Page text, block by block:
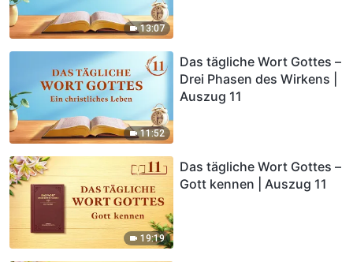
13:07
11:52
Das tägliche Wort Gottes –
Drei Phasen des Wirkens |
Auszug 11
19:19
Das tägliche Wort Gottes –
Gott kennen | Auszug 11